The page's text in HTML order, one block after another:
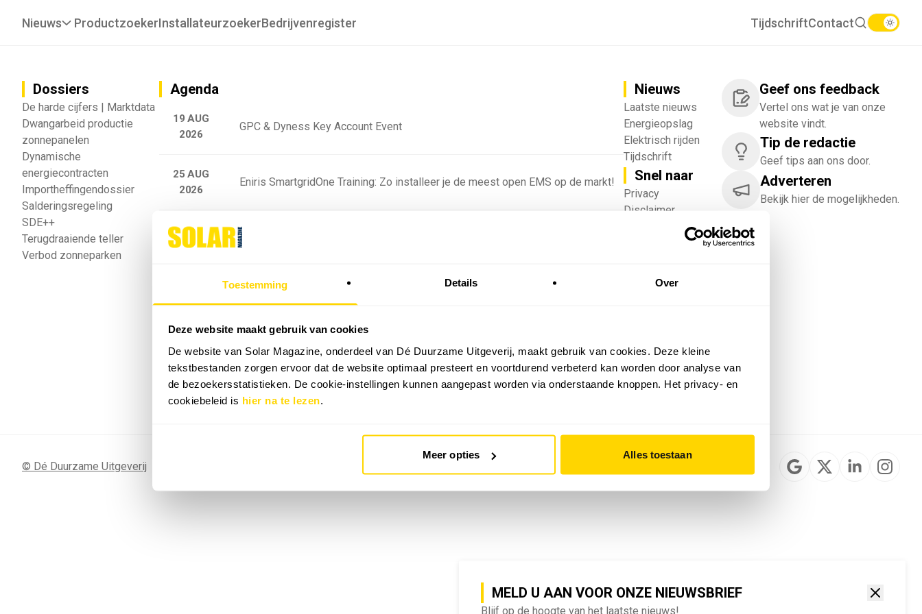
Toestemming Details Over
Deze website maakt gebruik van cookies
De website van Solar Magazine, onderdeel van Dé Duurzame Uitgeverij, maakt gebruik van cookies. Deze kleine
tekstbestanden zorgen ervoor dat de website optimaal presteert en voortdurend verbeterd kan worden door analyse van
de bezoekersstatistieken. De cookie-instellingen kunnen aangepast worden via onderstaande knoppen. Het privacy- en
cookiebeleid is hier na te lezen.
Meer opties Alles toestaan
MELD U AAN VOOR ONZE NIEUWSBRIEF
Blijf op de hoogte van het laatste nieuws!
Nieuws ProductzoekerInstallateurzoekerBedrijvenregister TijdschriftContact
Dossiers
De harde cijfers | Marktdata
Dwangarbeid productie
zonnepanelen
Dynamische
energiecontracten
Importheffingendossier
Salderingsregeling
SDE++
Terugdraaiende teller
Verbod zonneparken
Agenda
19 AUG
2026
GPC & Dyness Key Account Event
25 AUG
2026
Eniris SmartgridOne Training: Zo installeer je de meest open EMS op de markt!
25 AUG
2026
Sigenergy Training - Residentieel
2026
Webinar: Toekomstige batterijprofielen: hoe netbeheerders proberen
batterijgedrag in 2035 te voorspellen
2026
Sunergy Academy | SlimmeRik on Tour
Nieuws
Laatste nieuws
Energieopslag
Elektrisch rijden
Tijdschrift
Snel naar
Privacy
Disclaimer
Vacatures
English
Geef ons feedback
Vertel ons wat je van onze
website vindt.
Tip de redactie
Geef tips aan ons door.
Adverteren
Bekijk hier de mogelijkheden.
© Dé Duurzame Uitgeverij